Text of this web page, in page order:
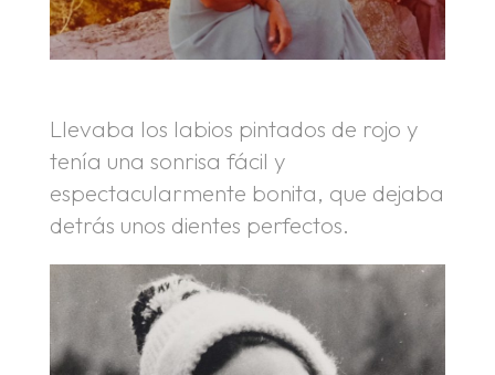
Llevaba los labios pintados de rojo y
tenía una sonrisa fácil y
espectacularmente bonita, que dejaba
detrás unos dientes perfectos.